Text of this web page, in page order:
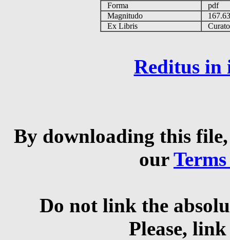
Forma
pdf
Magnitudo
Ex Libris
Reditus in
By downloading this
our
Do not link the
Please,